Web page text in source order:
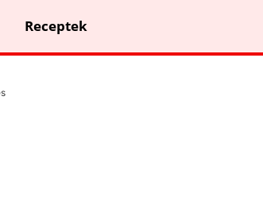
Receptek